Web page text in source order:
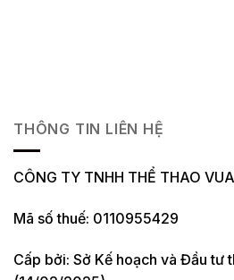
THÔNG TIN LIÊN HỆ
CÔNG TY TNHH THỂ THAO
Mã số thuế: 0110955429
Cấp bởi: Sở Kế hoạch và Đầu tư